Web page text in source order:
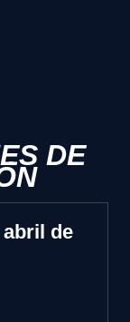
DE
de